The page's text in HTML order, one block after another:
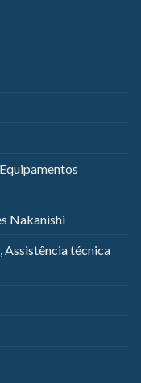
Nakanishi
Assistência técnica